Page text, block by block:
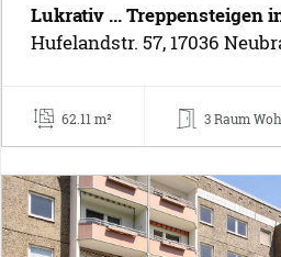
Lukrativ ... Treppensteigen
Hufelandstr. 57, 17036
62.11 m² 3 Raum